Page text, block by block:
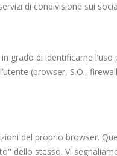
di condivisione sui
di identificarne
(browser, S.O.,
del proprio browser.
dello stesso. Vi